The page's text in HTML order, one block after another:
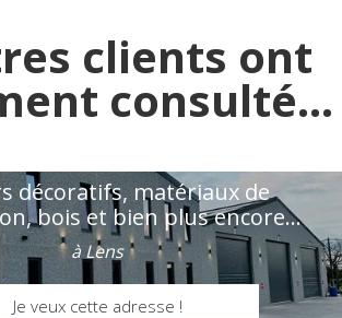
clients ont
consulté...
décoratifs, matériaux de
bois et bien plus encore...
à Lens
Je veux cette adresse !